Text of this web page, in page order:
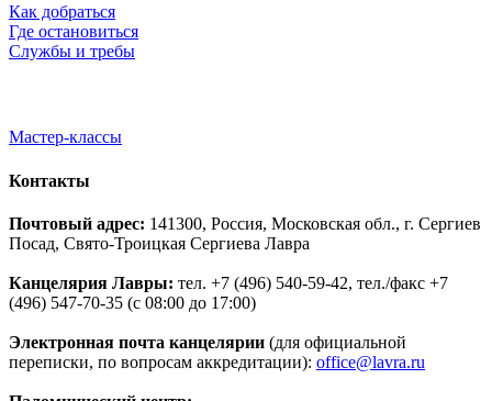
Как добраться
Где остановиться
Службы и требы
Мастер-классы
Контакты
Почтовый адрес: 141300, Россия, Московская обл., г. Сергиев
Посад, Свято-Троицкая Сергиева Лавра
Канцелярия Лавры: тел. +7 (496) 540-59-42, тел./факс +7
(496) 547-70-35 (с 08:00 до 17:00)
Электронная почта канцелярии (для официальной
переписки, по вопросам аккредитации): office@lavra.ru